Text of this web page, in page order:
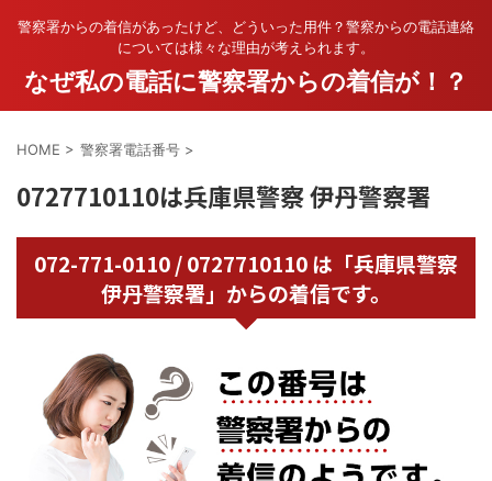
警察署からの着信があったけど、どういった用件？警察からの電話連絡
については様々な理由が考えられます。
なぜ私の電話に警察署からの着信が！？
HOME > 警察署電話番号 >
0727710110は兵庫県警察 伊丹警察署
072-771-0110 / 0727710110 は「兵庫県警察
伊丹警察署」からの着信です。